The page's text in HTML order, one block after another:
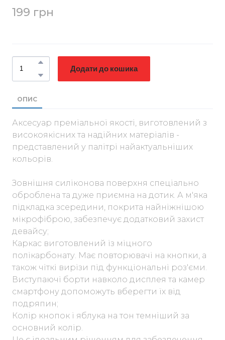
199 грн
Додати до кошика
ОПИС
Аксесуар преміальної якості, виготовлений з
високоякісних та надійних матеріалів -
представлений у палітрі найактуальніших
кольорів.
Зовнішня силіконова поверхня спеціально
оброблена та дуже приємна на дотик. А м'яка
підкладка зсередини, покрита найніжнішою
мікрофіброю, забезпечує додатковий захист
девайсу;
Каркас виготовлений із міцного
полікарбонату. Має повторювачі на кнопки, а
також чіткі вирізи під функціональні роз'єми.
Виступаючі борти навколо дисплея та камер
смартфону допоможуть вберегти їх від
подряпин;
Колір кнопок і яблука на тон темніший за
основний колір.